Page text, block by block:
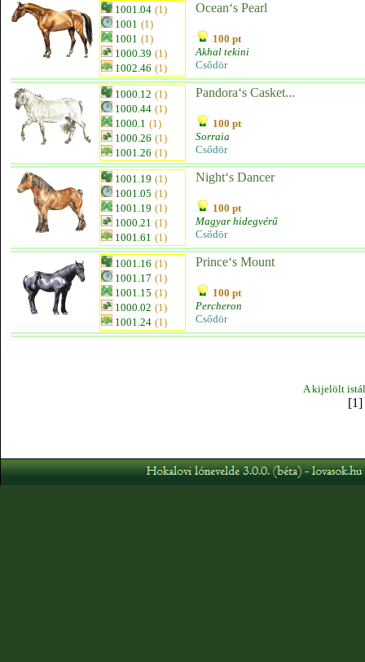
1001.04 (1)
1001 (1)
1001 (1)
1000.39 (1)
1002.46 (1)
Ocean‘s Pearl
100 pt
Akhal tekini
Csődör
1000.12 (1)
1000.44 (1)
1000.1 (1)
1000.26 (1)
1001.26 (1)
Pandora‘s Casket...
100 pt
Sorraia
Csődör
1001.19 (1)
1001.05 (1)
1001.19 (1)
1000.21 (1)
1001.61 (1)
Night‘s Dancer
100 pt
Magyar hidegvérű
Csődör
1001.16 (1)
1001.17 (1)
1001.15 (1)
1000.02 (1)
1001.24 (1)
Prince‘s Mount
100 pt
Percheron
Csődör
A kijelölt
[1]